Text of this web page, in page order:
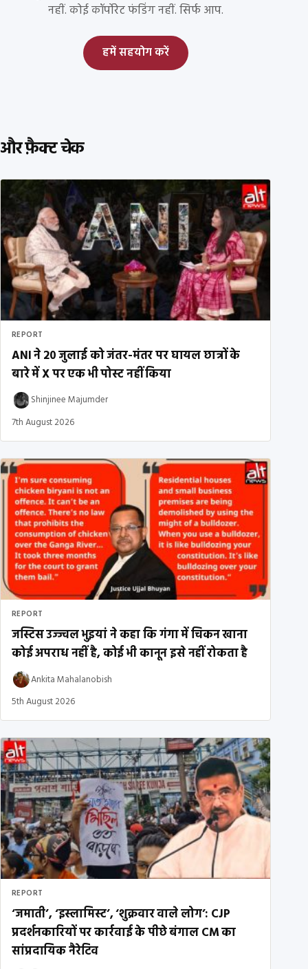
नहीं. कोई कॉर्पोरेट फंडिंग नहीं. सिर्फ आप.
हमें सहयोग करें
और फ़ैक्ट चेक
REPORT
ANI ने 20 जुलाई को जंतर-मंतर पर घायल छात्रों के
बारे में X पर एक भी पोस्ट नहीं किया
Shinjinee Majumder
7th August 2026
REPORT
जस्टिस उज्ज्वल भुइयां ने कहा कि गंगा में चिकन खाना
कोई अपराध नहीं है, कोई भी कानून इसे नहीं रोकता है
Ankita Mahalanobish
5th August 2026
REPORT
‘जमाती’, ‘इस्लामिस्ट’, ‘शुक्रवार वाले लोग’: CJP
प्रदर्शनकारियों पर कार्रवाई के पीछे बंगाल CM का
सांप्रदायिक नैरेटिव